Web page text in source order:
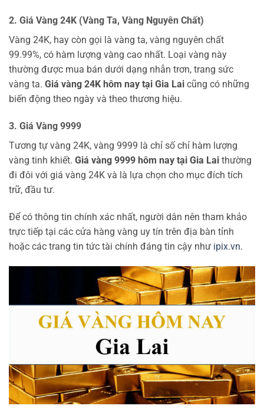
2. Giá Vàng 24K (Vàng Ta, Vàng Nguyên Chất)
Vàng 24K, hay còn gọi là vàng ta, vàng nguyên chất
99.99%, có hàm lượng vàng cao nhất. Loại vàng này
thường được mua bán dưới dạng nhẫn trơn, trang sức
vàng ta. Giá vàng 24K hôm nay tại Gia Lai cũng có những
biến động theo ngày và theo thương hiệu.
3. Giá Vàng 9999
Tương tự vàng 24K, vàng 9999 là chỉ số chỉ hàm lượng
vàng tinh khiết. Giá vàng 9999 hôm nay tại Gia Lai thường
đi đôi với giá vàng 24K và là lựa chọn cho mục đích tích
trữ, đầu tư.
Để có thông tin chính xác nhất, người dân nên tham khảo
trực tiếp tại các cửa hàng vàng uy tín trên địa bàn tỉnh
hoặc các trang tin tức tài chính đáng tin cậy như ipix.vn.